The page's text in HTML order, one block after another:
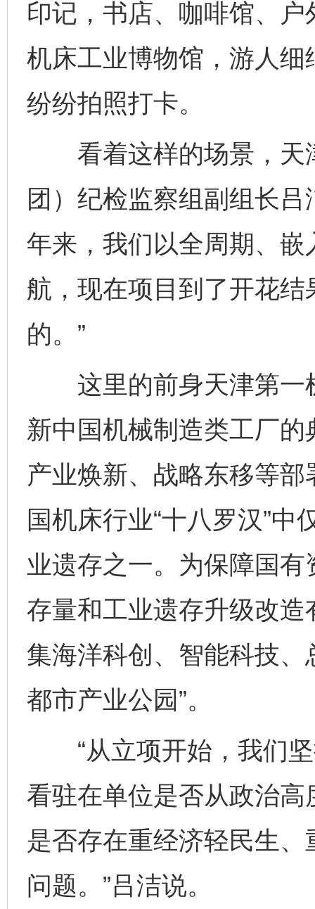
印记，书店、咖啡馆、
机床工业博物馆，游人
纷纷拍照打卡。
看着这样的场景，天
团）纪检监察组副组长
年来，我们以全周期、
航，现在项目到了开花
的。”
这里的前身天津第一
新中国机械制造类工厂
产业焕新、战略东移等
国机床行业“十八罗汉”
业遗存之一。为保障国
存量和工业遗存升级改
集海洋科创、智能科技
都市产业公园”。
“从立项开始，我们坚
看驻在单位是否从政治
是否存在重经济轻民生
问题。”吕洁说。